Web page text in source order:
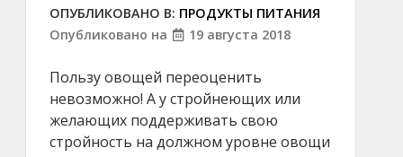
ОПУБЛИКОВАНО В: ПРОДУКТЫ ПИТАНИЯ
Опубликовано на
19 августа 2018
Пользу овощей переоценить
невозможно! А у стройнеющих или
желающих поддерживать свою
стройность на должном уровне овощи